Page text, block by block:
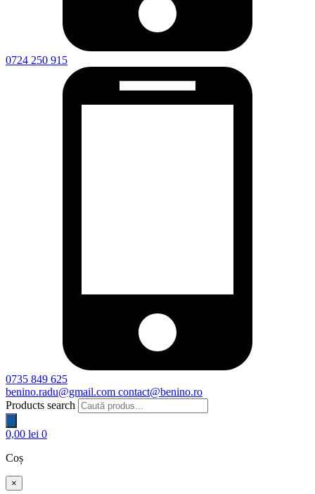
0724 250 915
0735 849 625
benino.radu@gmail.com contact@benino.ro
Products search
0,00 lei 0
Coș
×